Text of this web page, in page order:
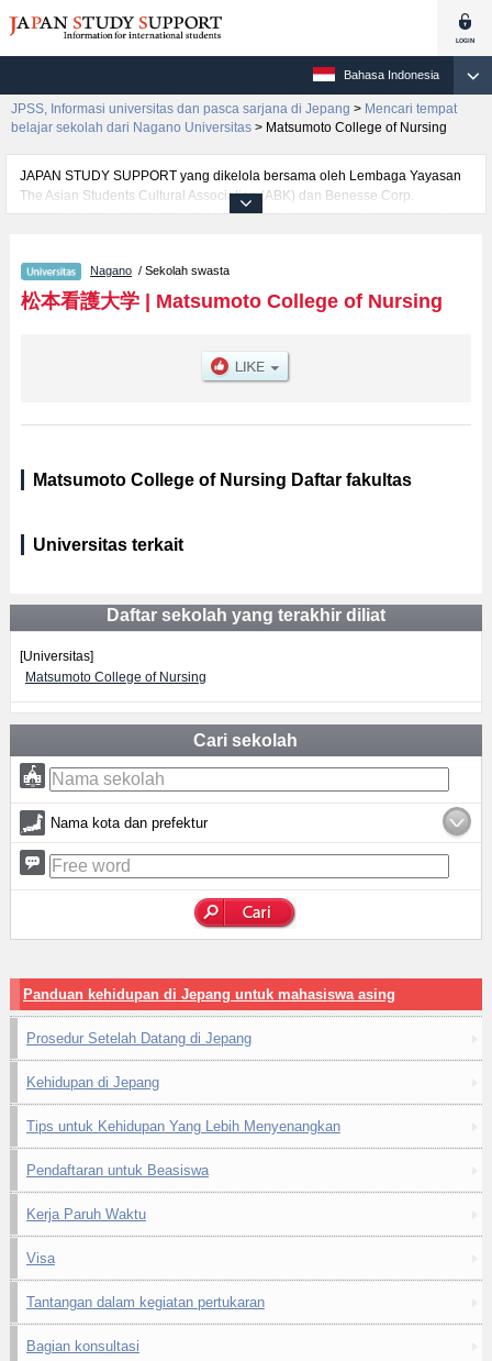
Bahasa Indonesia
JPSS, Informasi universitas dan pasca sarjana di Jepang > Mencari tempat
belajar sekolah dari Nagano Universitas > Matsumoto College of Nursing
JAPAN STUDY SUPPORT yang dikelola bersama oleh Lembaga Yayasan
The Asian Students Cultural Association (ABK) dan Benesse Corp.
menyediakan informasi sekitar 1300 universitas, pascasarjana, universitas
mencakup informasi per fakultas seperti , serta berbagai informasi yang
berguna bagi mahasiswa(i) mancanegara seperti kuota untuk jumlah
pendaftar dan jumlah kelulusan ujian masuk mahasiswa(i) mancanegara,
lainnya. Silakan memanfaatkannya.
Nagano / Sekolah swasta
松本看護大学| Matsumoto College of Nursing
Matsumoto College of Nursing Daftar fakultas
Universitas terkait
Daftar sekolah yang terakhir diliat
[Universitas]
Matsumoto College of Nursing
Cari sekolah
Nama kota dan prefektur
Panduan kehidupan di Jepang untuk mahasiswa asing
Prosedur Setelah Datang di Jepang
Kehidupan di Jepang
Tips untuk Kehidupan Yang Lebih Menyenangkan
Pendaftaran untuk Beasiswa
Kerja Paruh Waktu
Visa
Tantangan dalam kegiatan pertukaran
Bagian konsultasi